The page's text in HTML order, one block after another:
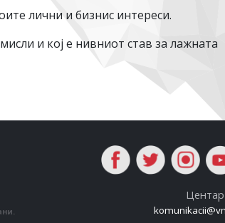
лични и бизнис интереси.
и кој е нивниот став за лажната